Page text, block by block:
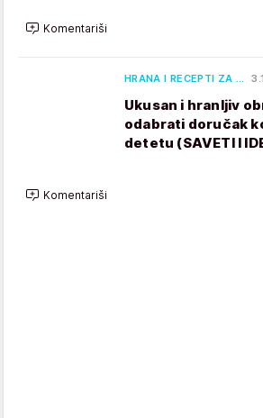
Komentariši
HRANA I RECEPTI ZA …
Ukusan i hranljiv
odabrati doručak
detetu (SAVETI I
Komentariši